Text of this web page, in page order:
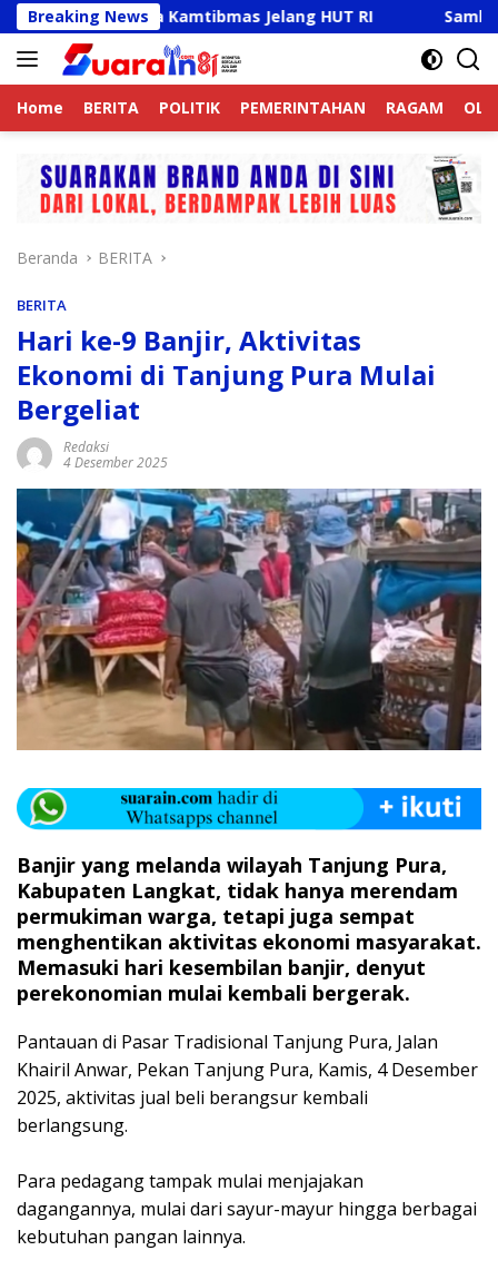
Langsung
ke
konten
Breaking News
Jaga Kamtibmas Jelang HUT RI Sambut HUT RI
Home BERITA POLITIK PEMERINTAHAN RAGAM
Beranda BERITA
BERITA
Hari ke-9 Banjir, Aktivitas
Ekonomi di Tanjung Pura Mulai
Bergeliat
Redaksi
4 Desember 2025
Banjir yang melanda wilayah Tanjung Pura,
Kabupaten Langkat, tidak hanya merendam
permukiman warga, tetapi juga sempat
menghentikan aktivitas ekonomi masyarakat.
Memasuki hari kesembilan banjir, denyut
perekonomian mulai kembali bergerak.
‎Pantauan di Pasar Tradisional Tanjung Pura, Jalan
Khairil Anwar, Pekan Tanjung Pura, Kamis, 4 Desember
2025, aktivitas jual beli berangsur kembali
berlangsung.
‎Para pedagang tampak mulai menjajakan
dagangannya, mulai dari sayur-mayur hingga berbagai
kebutuhan pangan lainnya.